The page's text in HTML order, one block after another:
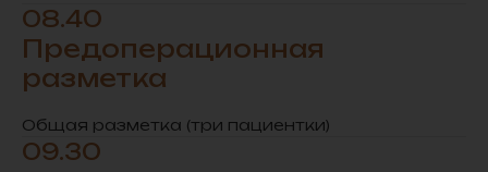
08.40
Предоперационная
разметка
Общая разметка (три пациентки)
09.30
заказ
Подберите имплантаты, уточните их
Свяжитесь с нами любым удобным
способом для индивидуальной